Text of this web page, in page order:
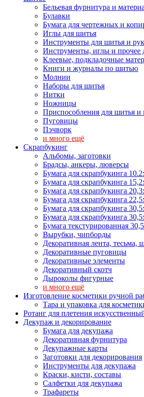
Бельевая фурнитура и
Булавки
Бумага для чертежных и
Иглы для шитья
Инструменты для шитья и
Инструменты, иглы и
Клеевые, подкладочные
Книги и журналы по шитью
Молнии
Наборы для шитья
Нитки
Ножницы
Приспособления для шитья и
Пуговицы
Пэчворк
и много ещё
Скрапбукинг
Альбомы, заготовки
Брадсы, анкеры, люверсы
Бумага для скрапбукинга
Бумага для скрапбукинга
Бумага для скрапбукинга
Бумага для скрапбукинга
Бумага для скрапбукинга
Бумага для скрапбукинга
Бумага текстурированная
Вырубки, чипборды
Декоративная лента, тесьма,
Декоративные пуговицы
Декоративные элементы
Декоративный скотч
Дыроколы фигурные
и много ещё
Изготовление косметики ручной
Тара и упаковка для
Ротанг для плетения
Декупаж и декорирование
Бумага для декупажа
Декоративная фурнитура
Декупажные карты
Заготовки для декорирования
Инструменты для декупажа
Краски, кисти, составы
Салфетки для декупажа
Трафареты